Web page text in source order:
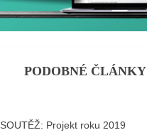
PODOBNÉ ČLÁNKY
SOUTĚŽ: Projekt roku 2019